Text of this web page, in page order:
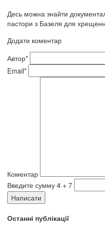
Десь можна знайти
пастори з Базеля для
Додати коментар
Автор*
Email*
Коментар
Введите сумму 4 + 7
Написати
Останні публікації